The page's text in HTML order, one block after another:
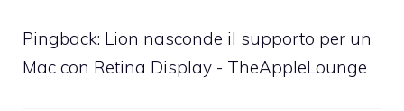
Pingback: Lion nasconde il supporto per un
Mac con Retina Display - TheAppleLounge